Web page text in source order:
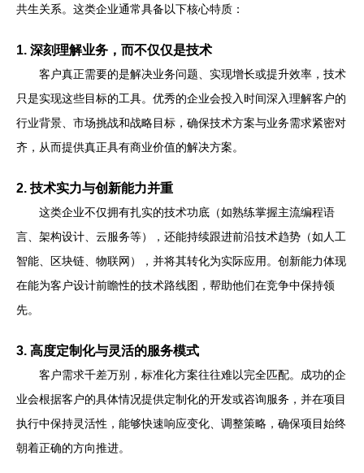
共生关系。这类企业通常具备以下核心特质：
1. 深刻理解业务，而不仅仅是技术
客户真正需要的是解决业务问题、实现增长或提升效率，技术
只是实现这些目标的工具。优秀的企业会投入时间深入理解客户的
行业背景、市场挑战和战略目标，确保技术方案与业务需求紧密对
齐，从而提供真正具有商业价值的解决方案。
2. 技术实力与创新能力并重
这类企业不仅拥有扎实的技术功底（如熟练掌握主流编程语
言、架构设计、云服务等），还能持续跟进前沿技术趋势（如人工
智能、区块链、物联网），并将其转化为实际应用。创新能力体现
在能为客户设计前瞻性的技术路线图，帮助他们在竞争中保持领
先。
3. 高度定制化与灵活的服务模式
客户需求千差万别，标准化方案往往难以完全匹配。成功的企
业会根据客户的具体情况提供定制化的开发或咨询服务，并在项目
执行中保持灵活性，能够快速响应变化、调整策略，确保项目始终
朝着正确的方向推进。